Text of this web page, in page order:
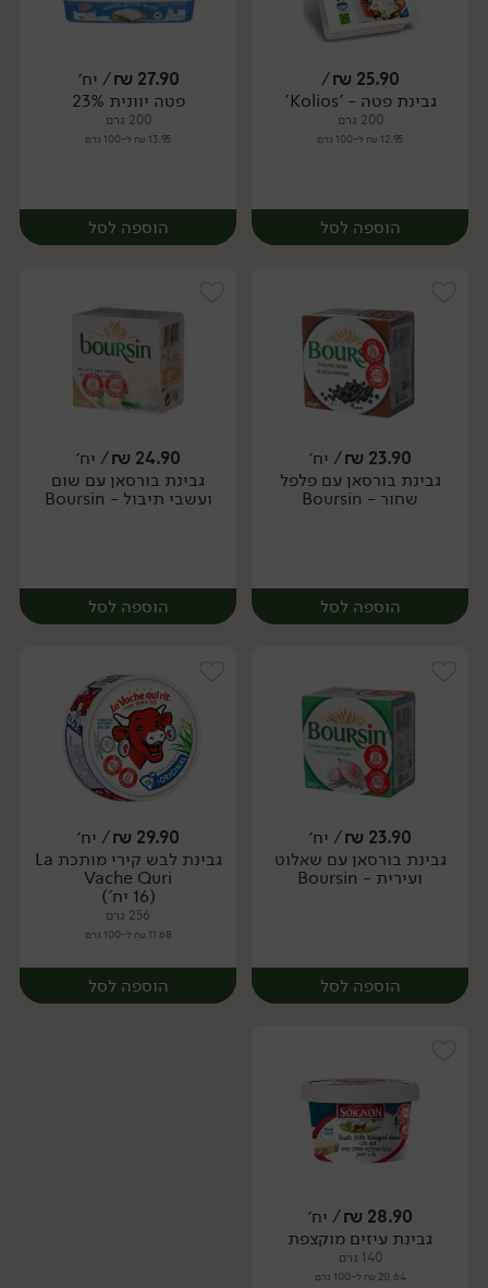
יח׳ יח׳
25.90
₪
/
גבינת פטה - 'Kolios'
200 גרם
12.95 ₪ ל-100 גרם
הוספה לסל
27.90
₪/ יח׳
פטה יוונית 23%
200 גרם
13.95 ₪ ל-100 גרם
הוספה לסל
יח׳
23.90
₪/ יח׳
גבינת בורסאן עם פלפל
שחור - Boursin
הוספה לסל
יח׳
24.90
₪/ יח׳
גבינת בורסאן עם שום
ועשבי תיבול - Boursin
הוספה לסל
יח׳
23.90
₪/ יח׳
גבינת בורסאן עם שאלוט
ועירית - Boursin
הוספה לסל
יח׳
29.90
₪/ יח׳
גבינת לבש קירי מותכת La
Vache Quri
(16 יח')
256 גרם
11.68 ₪ ל-100 גרם
הוספה לסל
28.90
₪/ יח׳
גבינת עיזים מוקצפת
140 גרם
20.64 ₪ ל-100 גרם